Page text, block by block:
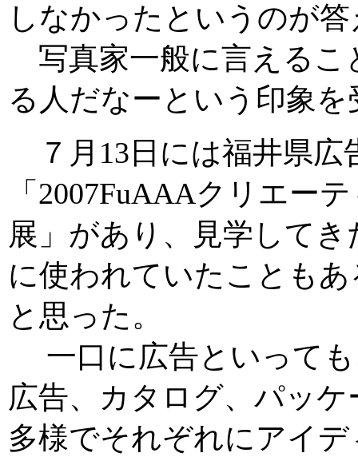
しなかったというのが
写真家一般に言えるこ
る人だなーという印象を
７月13日には福井県広
「2007FuAAAクリエー
展」があり、見学して
に使われていたことも
と思った。
一口に広告といっても
広告、カタログ、パッ
多様でそれぞれにアイ